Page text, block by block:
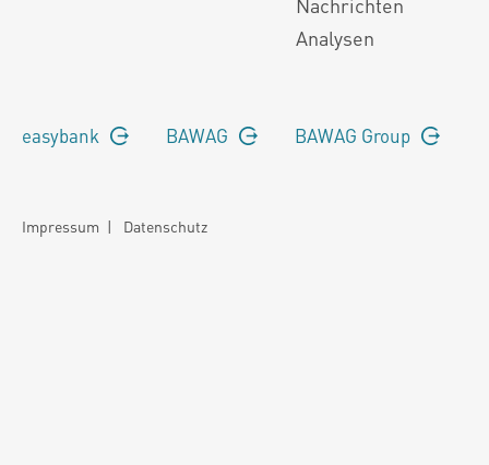
Nachrichten
Analysen
easybank BAWAG BAWAG Group
Impressum | Datenschutz